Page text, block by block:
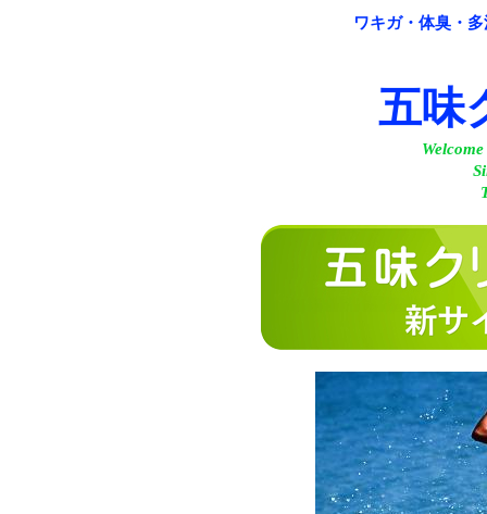
ワキガ・体臭・
五味